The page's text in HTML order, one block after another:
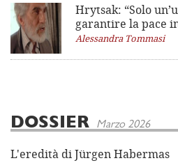
Hrytsak: “Solo
garantire la pace
Alessandra Tommasi
DOSSIER Marzo 2026
L'eredità di Jürgen Habermas